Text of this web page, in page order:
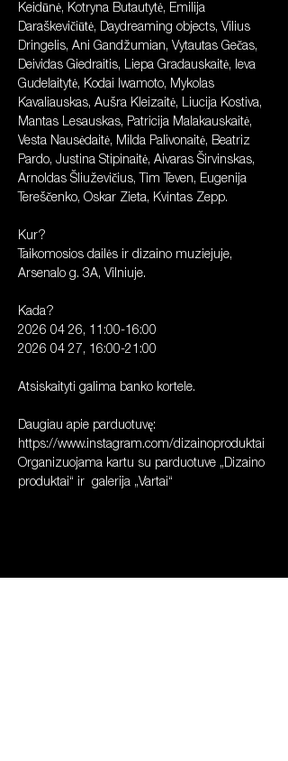
Keidūnė, Kotryna Butautytė, Emilija
Daraškevičiūtė, Daydreaming objects, Vilius
Dringelis, Ani Gandžumian, Vytautas Gečas,
Deividas Giedraitis, Liepa Gradauskaitė, Ieva
Gudelaitytė, Kodai Iwamoto, Mykolas
Kavaliauskas, Aušra Kleizaitė, Liucija Kostiva,
Mantas Lesauskas, Patricija Malakauskaitė,
Vesta Nausėdaitė, Milda Palivonaitė, Beatriz
Pardo, Justina Stipinaitė, Aivaras Širvinskas,
Arnoldas Šliuževičius, Tim Teven, Eugenija
Tereščenko, Oskar Zieta, Kvintas Zepp.
Kur?
Taikomosios dailės ir dizaino muziejuje,
Arsenalo g. 3A, Vilniuje.
Kada?
2026 04 26, 11:00-16:00
2026 04 27, 16:00-21:00
Atsiskaityti galima banko kortele.
Daugiau apie parduotuvę:
https://www.instagram.com/dizainoproduktai
Organizuojama kartu su parduotuve „Dizaino
produktai“ ir  galerija „Vartai“